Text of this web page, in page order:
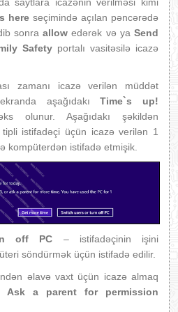
here seçimində açılan pəncərədə
sonraallow edərək və yaSend
Safety portalı vasitəsilə icazə
zamanı icazə verilən müddət
aşağıdakıTime`s up!
olunur. Aşağıdakı şəkildən
istifadəçi üçün icazə verilən 1
kompüterdən istifadə etmişik.
off PC – istifadəçinin işini
söndürmək üçün istifadə edilir.
əlavə vaxt üçün icazə almaq
Ask a parent for permission